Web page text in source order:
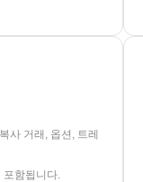
사 거래, 옵션, 트레
포함됩니다.